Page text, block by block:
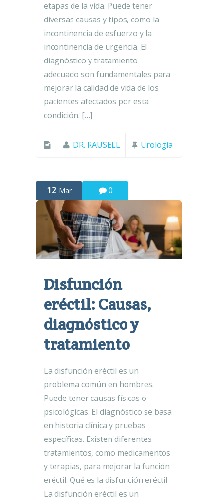
etapas de la vida. Puede tener
diversas causas y tipos, como la
incontinencia de esfuerzo y la
incontinencia de urgencia. El
diagnóstico y tratamiento
adecuado son fundamentales para
mejorar la calidad de vida de los
pacientes afectados por esta
condición. […]
DR. RAUSELL Urología
12 Mar 0
Disfunción
eréctil: Causas,
diagnóstico y
tratamiento
La disfunción eréctil es un
problema común en hombres.
Puede tener causas físicas o
psicológicas. El diagnóstico se basa
en historia clínica y pruebas
específicas. Existen diferentes
tratamientos, como medicamentos
y terapias, para mejorar la función
eréctil. Qué es la disfunción eréctil
La disfunción eréctil es un